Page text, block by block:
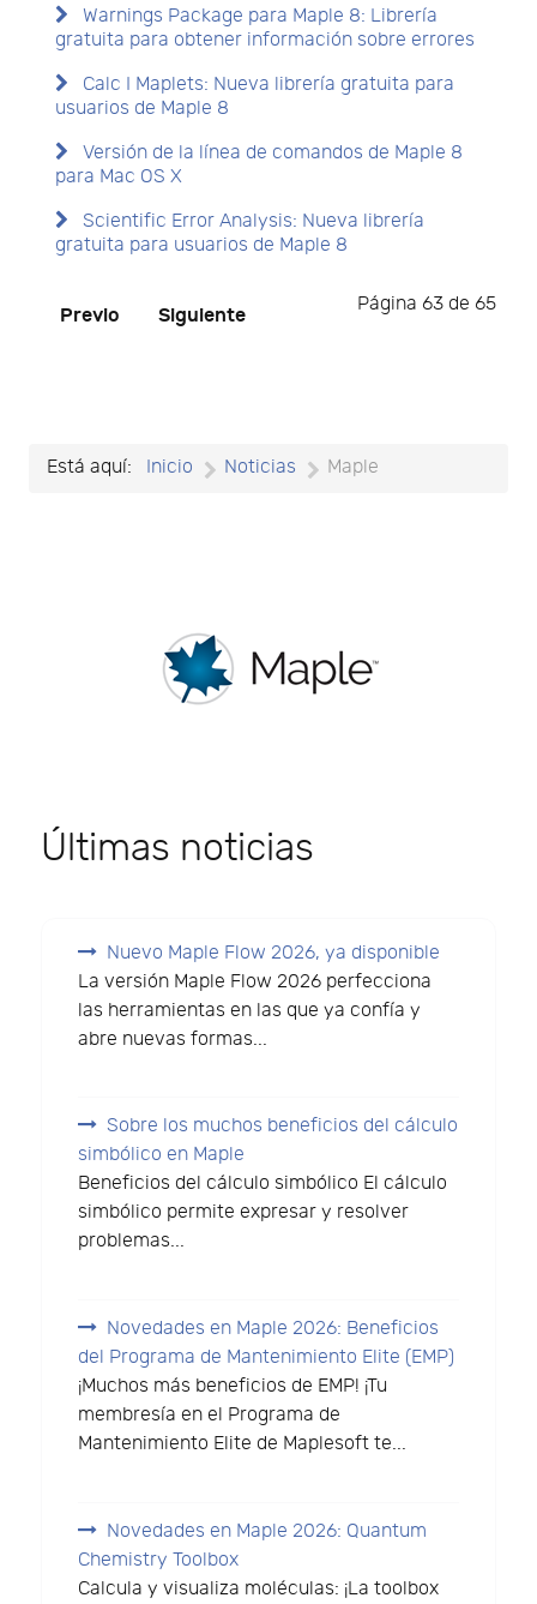
Warnings Package para Maple 8: Librería
gratuita para obtener información sobre errores
Calc I Maplets: Nueva librería gratuita para
usuarios de Maple 8
Versión de la línea de comandos de Maple 8
para Mac OS X
Scientific Error Analysis: Nueva librería
gratuita para usuarios de Maple 8
Página 63 de 65
Previo Siguiente
Está aquí: Inicio Noticias Maple
Últimas noticias
Nuevo Maple Flow 2026, ya disponible
La versión Maple Flow 2026 perfecciona
las herramientas en las que ya confía y
abre nuevas formas...
Sobre los muchos beneficios del cálculo
simbólico en Maple
Beneficios del cálculo simbólico El cálculo
simbólico permite expresar y resolver
problemas...
Novedades en Maple 2026: Beneficios
del Programa de Mantenimiento Elite (EMP)
¡Muchos más beneficios de EMP! ¡Tu
membresía en el Programa de
Mantenimiento Elite de Maplesoft te...
Novedades en Maple 2026: Quantum
Chemistry Toolbox
Calcula y visualiza moléculas: ¡La toolbox